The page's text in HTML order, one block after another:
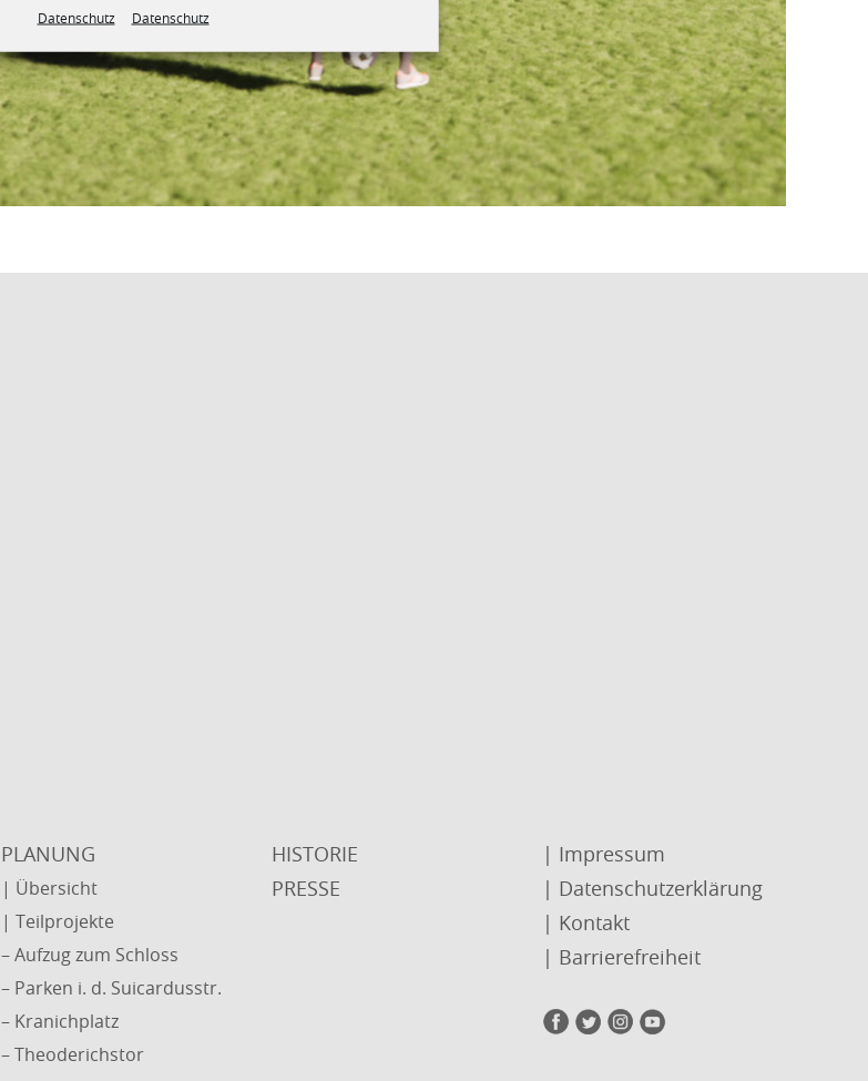
Datenschutz Datenschutz
PLANUNG
| Übersicht
| Teilprojekte
– Aufzug zum Schloss
– Parken i. d. Suicardusstr.
– Kranichplatz
– Theoderichstor
HISTORIE
PRESSE
| Impressum
| Datenschutzerklärung
| Kontakt
| Barrierefreiheit